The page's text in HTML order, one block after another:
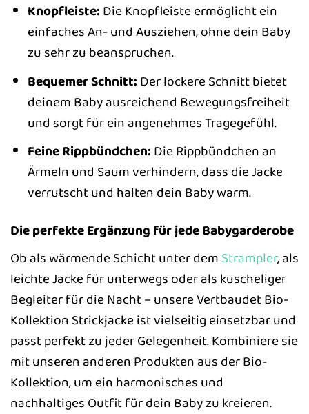
Knopfleiste: Die Knopfleiste ermöglicht ein
einfaches An- und Ausziehen, ohne dein Baby
zu sehr zu beanspruchen.
Bequemer Schnitt: Der lockere Schnitt bietet
deinem Baby ausreichend Bewegungsfreiheit
und sorgt für ein angenehmes Tragegefühl.
Feine Rippbündchen: Die Rippbündchen an
Ärmeln und Saum verhindern, dass die Jacke
verrutscht und halten dein Baby warm.
Die perfekte Ergänzung für jede Babygarderobe
Ob als wärmende Schicht unter dem Strampler, als
leichte Jacke für unterwegs oder als kuscheliger
Begleiter für die Nacht – unsere Vertbaudet Bio-
Kollektion Strickjacke ist vielseitig einsetzbar und
passt perfekt zu jeder Gelegenheit. Kombiniere sie
mit unseren anderen Produkten aus der Bio-
Kollektion, um ein harmonisches und
nachhaltiges Outfit für dein Baby zu kreieren.